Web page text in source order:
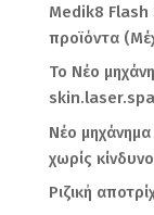
Medik8
προϊόντα
Το Νέο
skin.laser.spa
Νέο
χωρίς
Ριζική